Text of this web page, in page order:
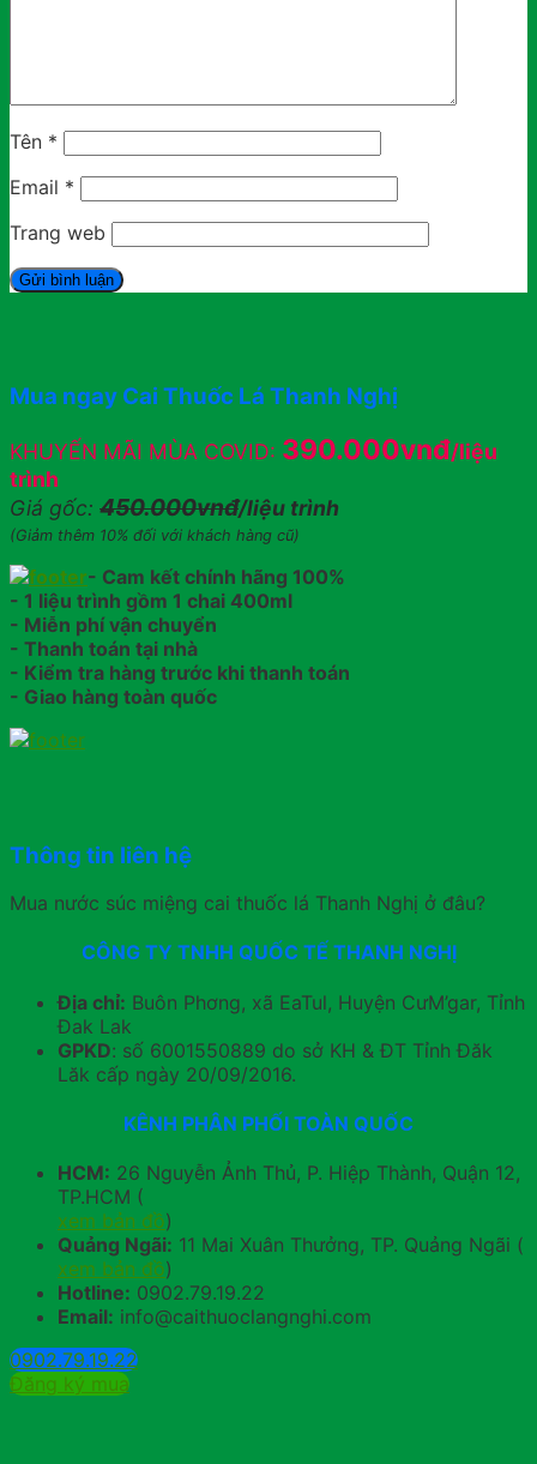
Tên *
Email *
Trang web
Mua ngay Cai Thuốc Lá Thanh Nghị
KHUYẾN MÃI MÙA COVID: 390.000vnđ/liệu
trình
Giá gốc: 450.000vnđ/liệu trình
(Giảm thêm 10% đối với khách hàng cũ)
- Cam kết chính hãng 100%
- 1 liệu trình gồm 1 chai 400ml
- Miễn phí vận chuyển
- Thanh toán tại nhà
- Kiểm tra hàng trước khi thanh toán
- Giao hàng toàn quốc
Thông tin liên hệ
Mua nước súc miệng cai thuốc lá Thanh Nghị ở đâu?
CÔNG TY TNHH QUỐC TẾ THANH NGHỊ
Địa chỉ: Buôn Phơng, xã EaTul, Huyện CưM’gar, Tỉnh
Đak Lak
GPKD: số 6001550889 do sở KH & ĐT Tỉnh Đăk
Lăk cấp ngày 20/09/2016.
KÊNH PHÂN PHỐI TOÀN QUỐC
HCM: 26 Nguyễn Ảnh Thủ, P. Hiệp Thành, Quận 12,
TP.HCM (
xem bản đồ)
Quảng Ngãi: 11 Mai Xuân Thưởng, TP. Quảng Ngãi (
xem bản đồ)
Hotline: 0902.79.19.22
Email: info@caithuoclangnghi.com
0902.79.19.22
Đăng ký mua